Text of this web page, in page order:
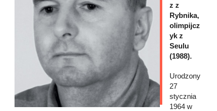
z z
Rybnika,
olimpijcz
yk z
Seulu
(1988).
Urodzony
27
stycznia
1964 w